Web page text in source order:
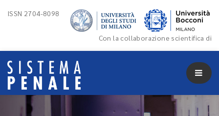
ISSN 2704-8098
Con la collaborazione scientifica di